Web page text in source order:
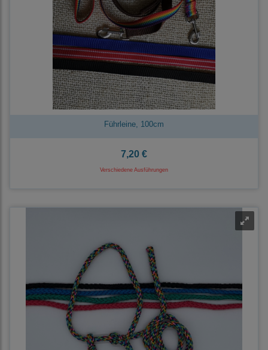
Führleine, 100cm
7,20 €
Verschiedene Ausführungen